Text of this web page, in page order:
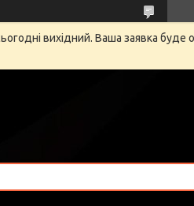
вихідний. Ваша заявка